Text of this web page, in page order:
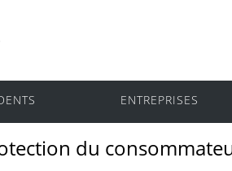
ENTREPRISES
du